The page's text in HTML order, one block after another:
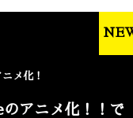
メ化！
アニメ化！！で